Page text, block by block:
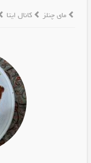
مای چنلز کانال ایتا